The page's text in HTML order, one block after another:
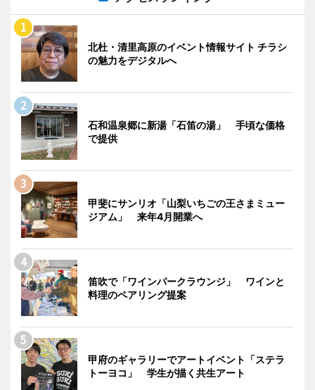
北杜・清里高原のイベント情報サイト チラシ
の魅力をデジタルへ
石和温泉郷に新湯「石笛の湯」 手頃な価格
で提供
甲斐にサンリオ「山梨いちごの王さまミュー
ジアム」 来年4月開業へ
笛吹で「ワインパークラウンジ」 ワインと
料理のペアリング提案
甲府のギャラリーでアートイベント「ステラ
トーヨコ」 学生が描く共生アート